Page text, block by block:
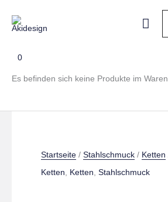
Inhalt
0
Es befinden sich keine Produkte im
Startseite / Stahlschmuck / Ketten
Ketten, Ketten, Stahlschmuck
Collier
Menge